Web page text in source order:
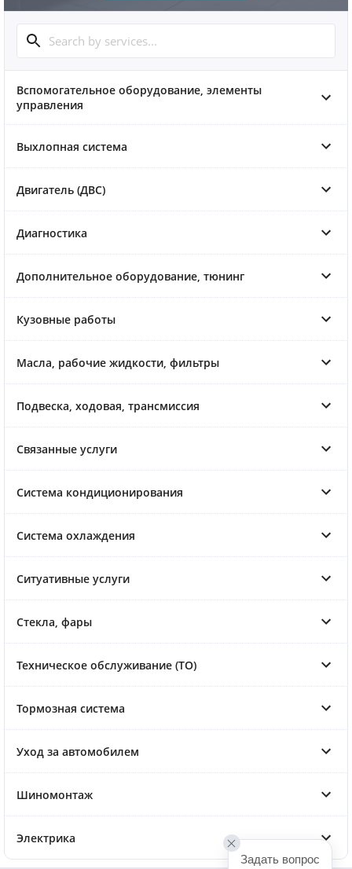
Вспомогательное оборудование, элементы
управления
Выхлопная система
Двигатель (ДВС)
Диагностика
Дополнительное оборудование, тюнинг
Кузовные работы
Масла, рабочие жидкости, фильтры
Подвеска, ходовая, трансмиссия
Связанные услуги
Система кондиционирования
Система охлаждения
Ситуативные услуги
Стекла, фары
Техническое обслуживание (ТО)
Тормозная система
Уход за автомобилем
Шиномонтаж
Электрика
Задать вопрос